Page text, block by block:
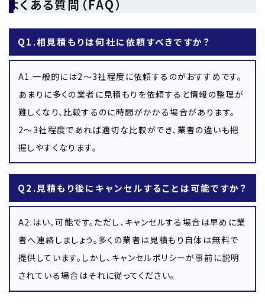
よくある質問（FAQ）
Q1.相見積もりは何社に依頼すべきですか？
A1.一般的には2〜3社程度に依頼するのがおすすめです。
あまりに多くの業者に見積もりを依頼すると情報の整理が
難しくなり、比較するのに時間がかかる場合があります。
2〜3社程度であれば適切な比較ができ、業者の違いも把
握しやすくなります。
Q2.見積もり後にキャンセルすることは可能ですか？
A2.はい、可能です。ただし、キャンセルする場合は早めに業
者へ連絡しましょう。多くの業者は見積もり自体は無料で
提供しています。しかし、キャンセルポリシーが事前に説明
されている場合はそれに従ってください。